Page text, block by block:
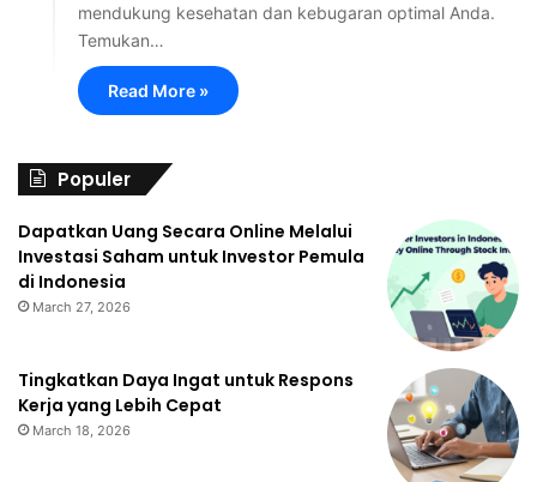
mendukung kesehatan dan kebugaran optimal Anda.
Temukan…
Read More »
Populer
Dapatkan Uang Secara Online Melalui
Investasi Saham untuk Investor Pemula
di Indonesia
March 27, 2026
Tingkatkan Daya Ingat untuk Respons
Kerja yang Lebih Cepat
March 18, 2026